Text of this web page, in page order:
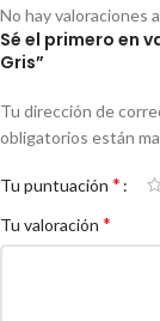
No hay valoraciones
Sé el primero en
Gris”
Tu dirección de
obligatorios están
Tu puntuación *
Tu valoración *